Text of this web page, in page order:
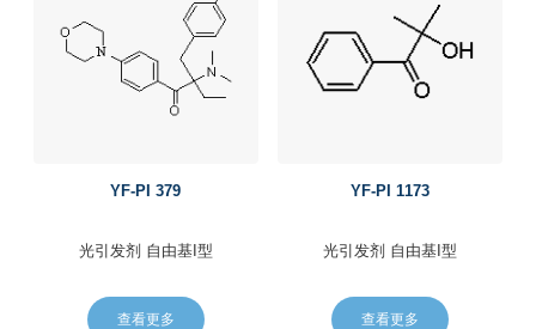
YF-PI 379
光引发剂 自由基I型
查看更多
YF-PI 1173
光引发剂 自由基I型
查看更多